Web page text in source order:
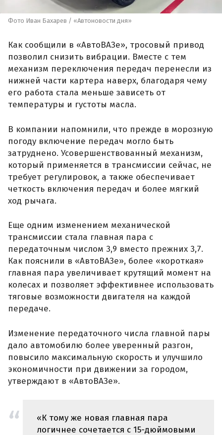
Фото Иван Бахарев / «Автоновости дня»
Как сообщили в «АвтоВАЗе», тросовый привод
позволил снизить вибрации. Вместе с тем
механизм переключения передач перенесли из
нижней части картера наверх, благодаря чему
его работа стала меньше зависеть от
температуры и густоты масла.
В компании напомнили, что прежде в морозную
погоду включение передач могло быть
затруднено. Усовершенствованный механизм,
который применяется в трансмиссии сейчас, не
требует регулировок, а также обеспечивает
четкость включения передач и более мягкий
ход рычага.
Еще одним изменением механической
трансмиссии стала главная пара с
передаточным числом 3,9 вместо прежних 3,7.
Как пояснили в «АвтоВАЗе», более «короткая»
главная пара увеличивает крутящий момент на
колесах и позволяет эффективнее использовать
тяговые возможности двигателя на каждой
передаче.
Изменение передаточного числа главной пары
дало автомобилю более уверенный разгон,
повысило максимальную скорость и улучшило
экономичности при движении за городом,
утверждают в «АвтоВАЗе».
«К тому же новая главная пара
логичнее сочетается с 15-дюймовыми